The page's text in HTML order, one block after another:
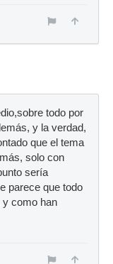
todo por
y la verdad,
que el tema
solo con
sería
parece que todo
y como han